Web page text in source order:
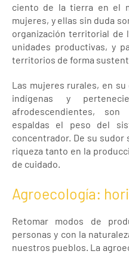
ciento de la tierra en el
mujeres, y ellas sin duda
organización territorial de
unidades productivas, y
territorios de forma
Las mujeres rurales, en
indígenas y
afrodescendientes,
espaldas el peso del
concentrador. De su sudor
riqueza tanto en la
de cuidado.
Agroecología:
Retomar modos de
personas y con la
nuestros pueblos. La